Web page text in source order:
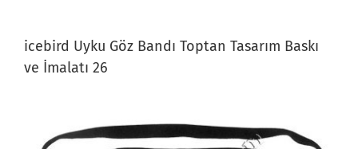
icebird Uyku Göz Bandı Toptan Tasarım Baskı
ve İmalatı 26